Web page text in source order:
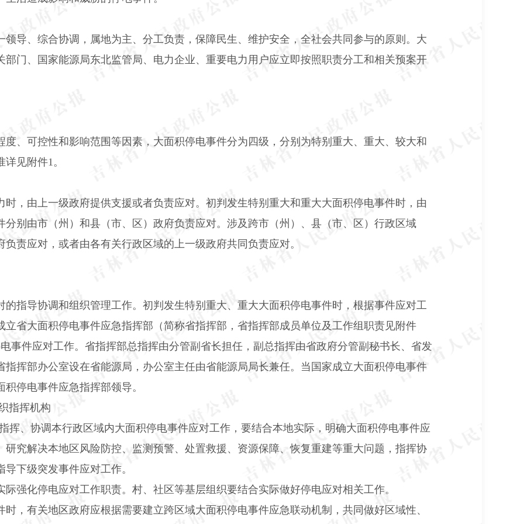
导、综合协调，属地为主、分工负责，保障民生、维护安全，全社会共同参与的原则。大
门、国家能源局东北监管局、电力企业、重要电力用户应立即按照职责分工和相关预案开
、可控性和影响范围等因素，大面积停电事件分为四级，分别为特别重大、重大、较大和
详见附件1。
，由上一级政府提供支援或者负责应对。初判发生特别重大和重大大面积停电事件时，由
别由市（州）和县（市、区）政府负责应对。涉及跨市（州）、县（市、区）行政区域
责应对，或者由各有关行政区域的上一级政府共同负责应对。
指导协调和组织管理工作。初判发生特别重大、重大大面积停电事件时，根据事件应对工
省大面积停电事件应急指挥部（简称省指挥部，省指挥部成员单位及工作组职责见附件
事件应对工作。省指挥部总指挥由分管副省长担任，副总指挥由省政府分管副秘书长、省发
挥部办公室设在省能源局，办公室主任由省能源局局长兼任。当国家成立大面积停电事件
停电事件应急指挥部领导。
指挥机构
挥、协调本行政区域内大面积停电事件应对工作，要结合本地实际，明确大面积停电事件应
究解决本地区风险防控、监测预警、处置救援、资源保障、恢复重建等重大问题，指挥协
下级突发事件应对工作。
强化停电应对工作职责。村、社区等基层组织要结合实际做好停电应对相关工作。
，有关地区政府应根据需要建立跨区域大面积停电事件应急联动机制，共同做好区域性、